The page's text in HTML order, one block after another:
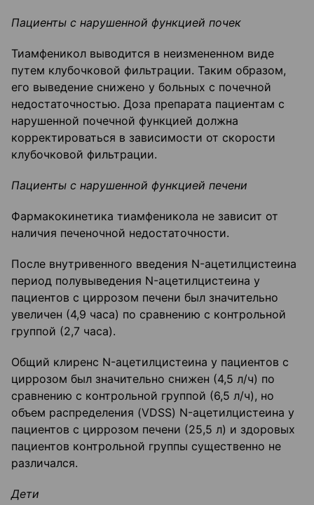
Пациенты с нарушенной функцией почек
Тиамфеникол выводится в неизмененном виде
путем клубочковой фильтрации. Таким образом,
его выведение снижено у больных с почечной
недостаточностью. Доза препарата пациентам с
нарушенной почечной функцией должна
корректироваться в зависимости от скорости
клубочковой фильтрации.
Пациенты с нарушенной функцией печени
Фармакокинетика тиамфеникола не зависит от
наличия печеночной недостаточности.
После внутривенного введения N-ацетилцистеина
период полувыведения N-ацетилцистеина у
пациентов с циррозом печени был значительно
увеличен (4,9 часа) по сравнению с контрольной
группой (2,7 часа).
Общий клиренс N-ацетилцистеина у пациентов с
циррозом был значительно снижен (4,5 л/ч) по
сравнению с контрольной группой (6,5 л/ч), но
объем распределения (VDSS) N-ацетилцистеина у
пациентов с циррозом печени (25,5 л) и здоровых
пациентов контрольной группы существенно не
различался.
Дети